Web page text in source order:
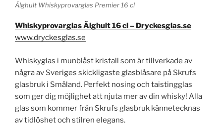
Älghult Whiskyprovarglas Premier 16 cl
Whiskyprovarglas Älghult 16 cl – Dryckesglas.se
www.dryckesglas.se
Whiskyglas i munblåst kristall som är tillverkade av
några av Sveriges skickligaste glasblåsare på Skrufs
glasbruk i Småland. Perfekt nosing och taistingglas
som ger dig möjlighet att njuta mer av din whisky! Alla
glas som kommer från Skrufs glasbruk kännetecknas
av tidlöshet och stilren elegans.